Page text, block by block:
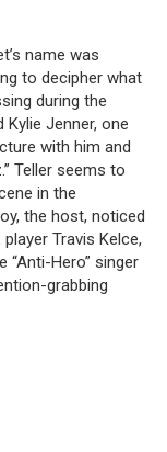
name was
to decipher what
during the
Jenner, one
with him and
Teller seems to
in the
the host, noticed
Travis Kelce,
“Anti-Hero” singer
grabbing